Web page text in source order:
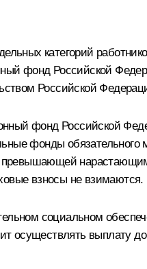
категорий
фонд Российской
Российской
фонд Российской
фонды обязательного
взносы не взимаются.
социальном
осуществлять выплату